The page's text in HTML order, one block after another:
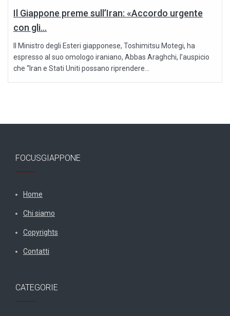
Il Giappone preme sull’Iran: «Accordo urgente
con gli...
Il Ministro degli Esteri giapponese, Toshimitsu Motegi, ha
espresso al suo omologo iraniano, Abbas Araghchi, l’auspicio
che “Iran e Stati Uniti possano riprendere...
FOCUSGIAPPONE
Home
Chi siamo
Copyrights
Contatti
CATEGORIE